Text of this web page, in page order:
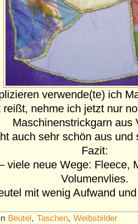
verwende(te) ich
reißt, nehme ich jetzt nur
Maschinenstrickgarn aus
auch sehr schön aus und
Fazit:
viele neue Wege: Fleece,
Volumenvlies.
mit wenig Aufwand
Beutel, Taschen, Weibsbilder